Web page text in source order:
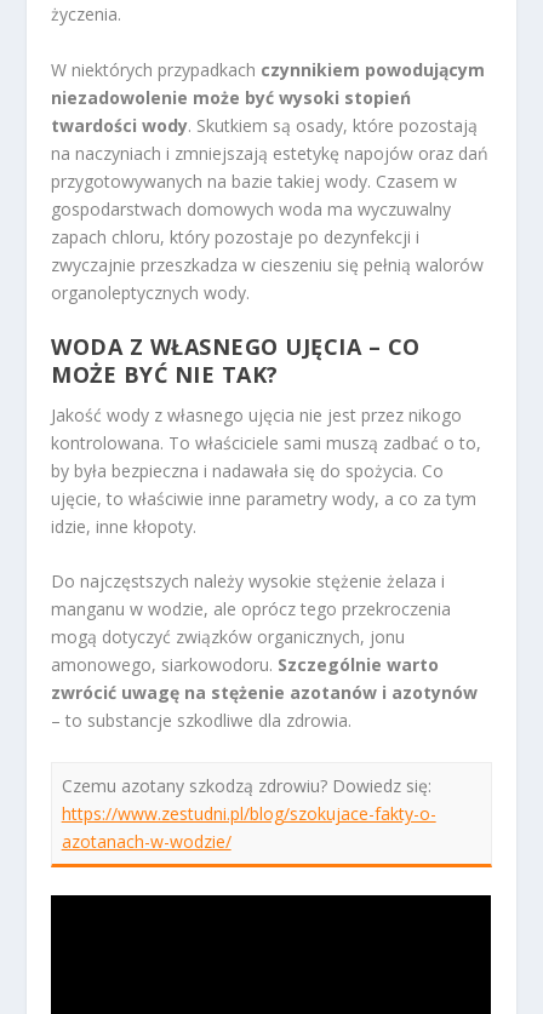
życzenia.
W niektórych przypadkach czynnikiem powodującym
niezadowolenie może być wysoki stopień
twardości wody. Skutkiem są osady, które pozostają
na naczyniach i zmniejszają estetykę napojów oraz dań
przygotowywanych na bazie takiej wody. Czasem w
gospodarstwach domowych woda ma wyczuwalny
zapach chloru, który pozostaje po dezynfekcji i
zwyczajnie przeszkadza w cieszeniu się pełnią walorów
organoleptycznych wody.
WODA Z WŁASNEGO UJĘCIA – CO
MOŻE BYĆ NIE TAK?
Jakość wody z własnego ujęcia nie jest przez nikogo
kontrolowana. To właściciele sami muszą zadbać o to,
by była bezpieczna i nadawała się do spożycia. Co
ujęcie, to właściwie inne parametry wody, a co za tym
idzie, inne kłopoty.
Do najczęstszych należy wysokie stężenie żelaza i
manganu w wodzie, ale oprócz tego przekroczenia
mogą dotyczyć związków organicznych, jonu
amonowego, siarkowodoru. Szczególnie warto
zwrócić uwagę na stężenie azotanów i azotynów
– to substancje szkodliwe dla zdrowia.
Czemu azotany szkodzą zdrowiu? Dowiedz się:
https://www.zestudni.pl/blog/szokujace-fakty-o-
azotanach-w-wodzie/